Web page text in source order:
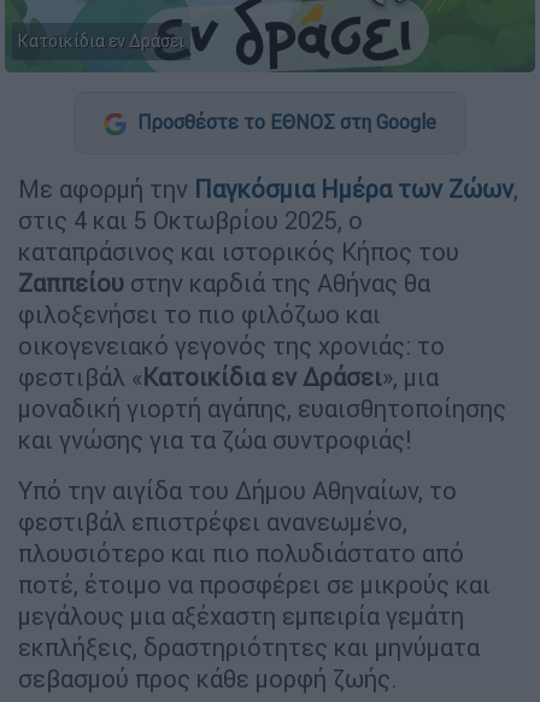
Κατοικίδια εν Δράσει
Προσθέστε το ΕΘΝΟΣ στη Google
Με αφορμή την Παγκόσμια Ημέρα των Ζώων,
στις 4 και 5 Οκτωβρίου 2025, ο
καταπράσινος και ιστορικός Κήπος του
Ζαππείου στην καρδιά της Αθήνας θα
φιλοξενήσει το πιο φιλόζωο και
οικογενειακό γεγονός της χρονιάς: το
φεστιβάλ «Κατοικίδια εν Δράσει», μια
μοναδική γιορτή αγάπης, ευαισθητοποίησης
και γνώσης για τα ζώα συντροφιάς!
Υπό την αιγίδα του Δήμου Αθηναίων, το
φεστιβάλ επιστρέφει ανανεωμένο,
πλουσιότερο και πιο πολυδιάστατο από
ποτέ, έτοιμο να προσφέρει σε μικρούς και
μεγάλους μια αξέχαστη εμπειρία γεμάτη
εκπλήξεις, δραστηριότητες και μηνύματα
σεβασμού προς κάθε μορφή ζωής.